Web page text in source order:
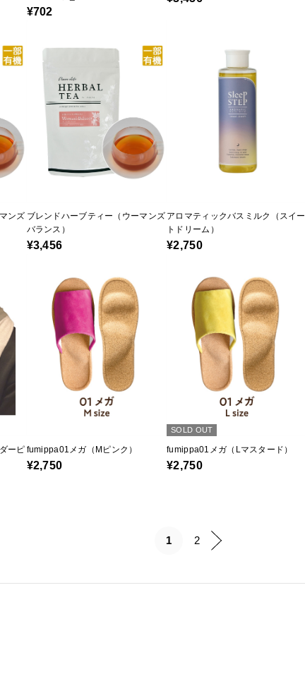
¥702
ンズ ブレンドハーブティー（ウーマンズ
バランス）
¥3,456
アロマティックバスミルク（スイー
トドリーム）
¥2,750
ーピ fumippa01メガ（Mピンク）
¥2,750
SOLD OUT
fumippa01メガ（Lマスタード）
¥2,750
1 2